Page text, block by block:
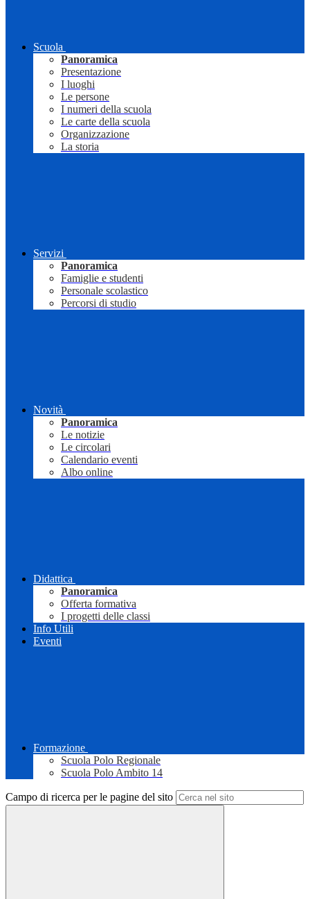
Scuola
Panoramica
Presentazione
I luoghi
Le persone
I numeri della scuola
Le carte della scuola
Organizzazione
La storia
Servizi
Panoramica
Famiglie e studenti
Personale scolastico
Percorsi di studio
Novità
Panoramica
Le notizie
Le circolari
Calendario eventi
Albo online
Didattica
Panoramica
Offerta formativa
I progetti delle classi
Info Utili
Eventi
Formazione
Scuola Polo Regionale
Scuola Polo Ambito 14
Campo di ricerca per le pagine del sito